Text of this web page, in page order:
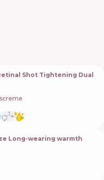
Shot Tightening Dual
Long-wearing warmth